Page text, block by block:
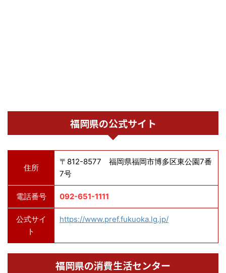
福岡県の公式サイト
住所
〒812-8577 福岡県福岡市博多区東公園7番
7号
電話番号 092-651-1111
公式サイ
ト
https://www.pref.fukuoka.lg.jp/
福岡県の消費生活センター